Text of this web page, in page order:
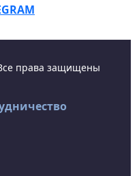
права защищены